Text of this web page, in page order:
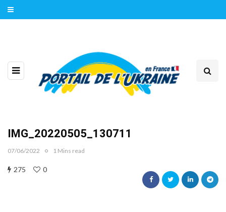
IMG_20220505_130711
07/06/2022 1 Mins read
275 0